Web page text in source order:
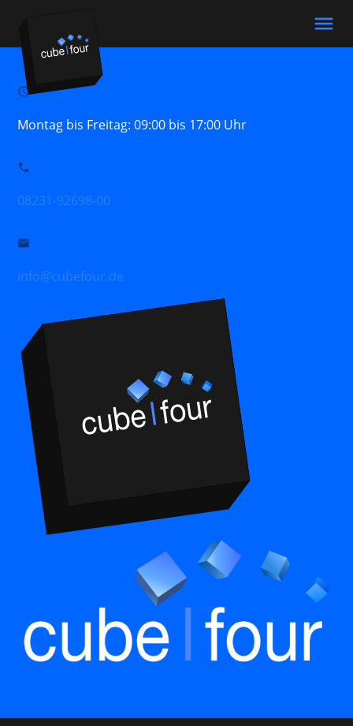
menu
Suchbegriffe
schedule
Montag bis Freitag: 09:00 bis 17:00 Uhr
phone
08231-92698-00
email
info@cubefour.de